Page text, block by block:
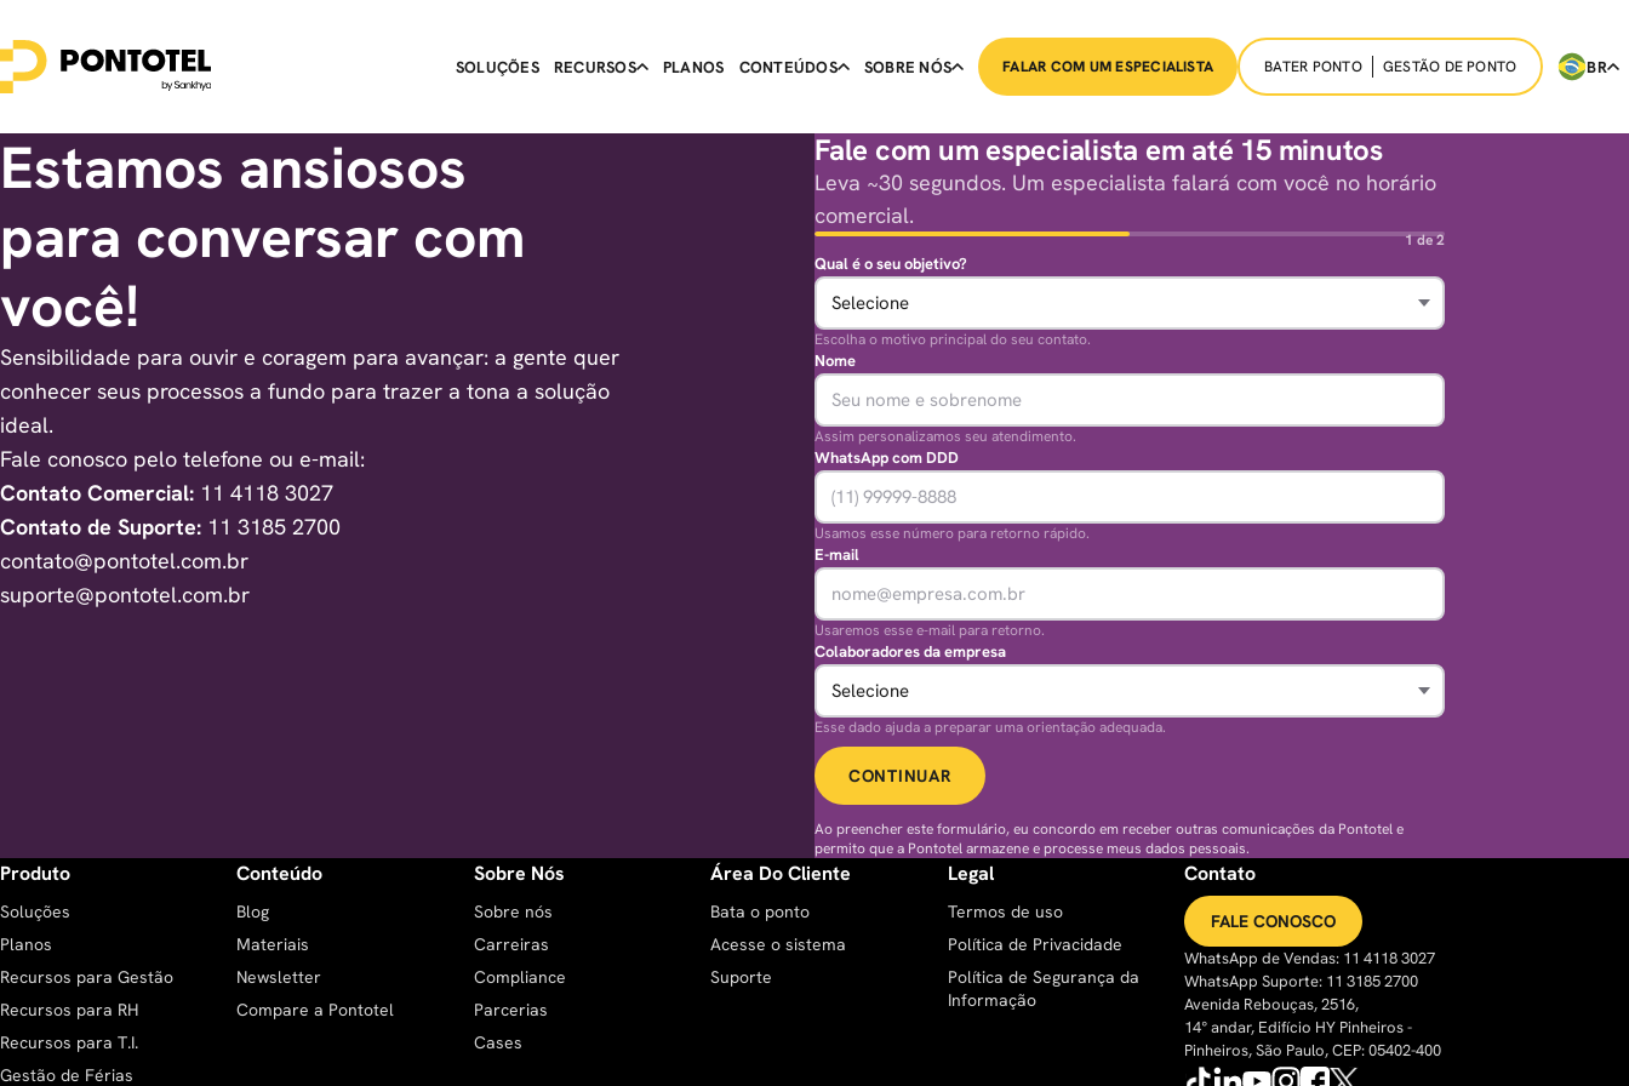
SOLUÇÕES RECURSOS PLANOS CONTEÚDOS SOBRE NÓS FALAR COM UM ESPECIALISTA BATER PONTO GESTÃO DE PONTO BR
Estamos ansiosos
para conversar com
você!
Sensibilidade para ouvir e coragem para avançar: a gente quer
conhecer seus processos a fundo para trazer a tona a solução
ideal.
Fale conosco pelo telefone ou e-mail:
Contato Comercial: 11 4118 3027
Contato de Suporte: 11 3185 2700
contato@pontotel.com.br
suporte@pontotel.com.br
Fale com um especialista em até 15 minutos
Leva ~30 segundos. Um especialista falará com você no horário
comercial.
1 de 2
Qual é o seu objetivo?
Escolha o motivo principal do seu contato.
Nome
Assim personalizamos seu atendimento.
WhatsApp com DDD
Usamos esse número para retorno rápido.
E-mail
Usaremos esse e-mail para retorno.
Colaboradores da empresa
Esse dado ajuda a preparar uma orientação adequada.
CONTINUAR
Ao preencher este formulário, eu concordo em receber outras comunicações da Pontotel e
permito que a Pontotel armazene e processe meus dados pessoais.
Produto
Soluções
Planos
Recursos para Gestão
Recursos para RH
Recursos para T.I.
Gestão de Férias
Conteúdo
Blog
Materiais
Newsletter
Compare a Pontotel
Sobre Nós
Sobre nós
Carreiras
Compliance
Parcerias
Cases
Área Do Cliente
Bata o ponto
Acesse o sistema
Suporte
Legal
Termos de uso
Política de Privacidade
Política de Segurança da
Informação
Contato
FALE CONOSCO
WhatsApp de Vendas: 11 4118 3027
WhatsApp Suporte: 11 3185 2700
Avenida Rebouças, 2516,
14° andar, Edifício HY Pinheiros -
Pinheiros, São Paulo, CEP: 05402-400